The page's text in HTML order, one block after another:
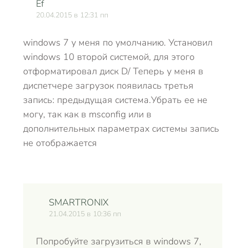
Ef
20.04.2015 в 12:31 пп
windows 7 у меня по умолчанию. Установил
windows 10 второй системой, для этого
отформатировал диск D/ Теперь у меня в
диспетчере загрузок появилась третья
запись: предыдущая система.Убрать ее не
могу, так как в msconfig или в
дополнительных параметрах системы запись
не отображается
SMARTRONIX
21.04.2015 в 10:36 пп
Попробуйте загрузиться в windows 7,